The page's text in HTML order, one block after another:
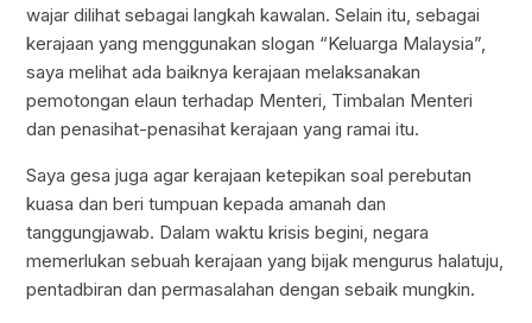
wajar dilihat sebagai langkah kawalan. Selain itu, sebagai
kerajaan yang menggunakan slogan “Keluarga Malaysia”,
saya melihat ada baiknya kerajaan melaksanakan
pemotongan elaun terhadap Menteri, Timbalan Menteri
dan penasihat-penasihat kerajaan yang ramai itu.
Saya gesa juga agar kerajaan ketepikan soal perebutan
kuasa dan beri tumpuan kepada amanah dan
tanggungjawab. Dalam waktu krisis begini, negara
memerlukan sebuah kerajaan yang bijak mengurus halatuju,
pentadbiran dan permasalahan dengan sebaik mungkin.